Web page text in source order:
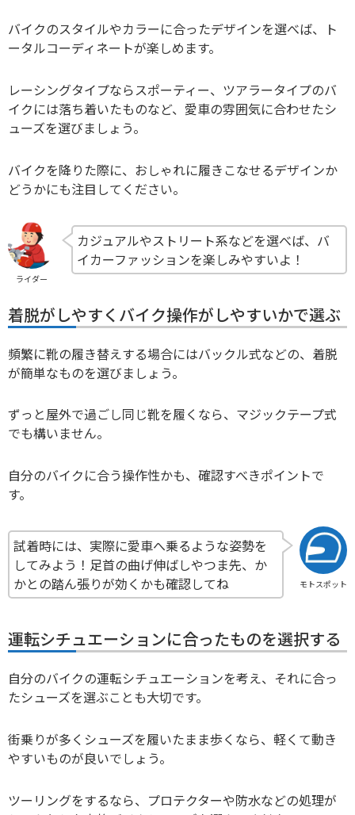
バイクのスタイルやカラーに合ったデザインを選べば、ト
ータルコーディネートが楽しめます。
レーシングタイプならスポーティー、ツアラータイプのバ
イクには落ち着いたものなど、愛車の雰囲気に合わせたシ
ューズを選びましょう。
バイクを降りた際に、おしゃれに履きこなせるデザインか
どうかにも注目してください。
ライダー
カジュアルやストリート系などを選べば、バ
イカーファッションを楽しみやすいよ！
着脱がしやすくバイク操作がしやすいかで選ぶ
頻繁に靴の履き替えする場合にはバックル式などの、着脱
が簡単なものを選びましょう。
ずっと屋外で過ごし同じ靴を履くなら、マジックテープ式
でも構いません。
自分のバイクに合う操作性かも、確認すべきポイントで
す。
モトスポット
試着時には、実際に愛車へ乗るような姿勢を
してみよう！足首の曲げ伸ばしやつま先、か
かとの踏ん張りが効くかも確認してね
運転シチュエーションに合ったものを選択する
自分のバイクの運転シチュエーションを考え、それに合っ
たシューズを選ぶことも大切です。
街乗りが多くシューズを履いたまま歩くなら、軽くて動き
やすいものが良いでしょう。
ツーリングをするなら、プロテクターや防水などの処理が